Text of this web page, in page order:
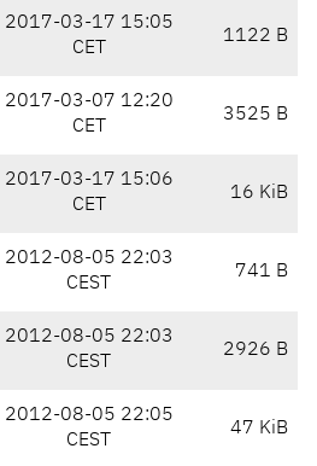
2017-03-17 15:05
CET
1122 B
2017-03-07 12:20
CET
3525 B
2017-03-17 15:06
CET
16 KiB
2012-08-05 22:03
CEST
741 B
2012-08-05 22:03
CEST
2926 B
2012-08-05 22:05
CEST
47 KiB